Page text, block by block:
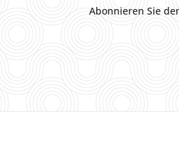
Abonnieren Sie